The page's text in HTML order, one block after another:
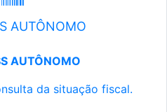
AUTÔNOMO
AUTÔNOMO
da situação fiscal.